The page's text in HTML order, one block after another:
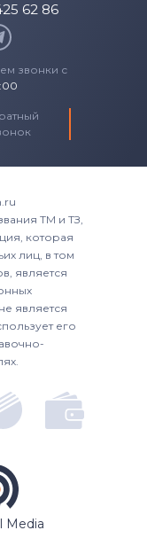
Acer
Asus
62 86
звонки с
ТМ и ТЗ,
которая
лиц, в том
является
является
его
Media